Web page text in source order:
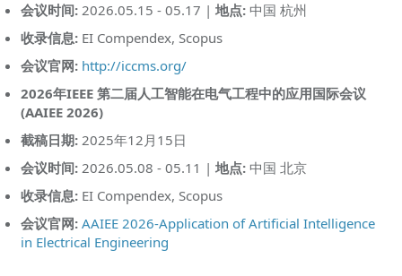
会议时间:2026.05.15 - 05.17 | 地点:中国 杭州
收录信息:EI Compendex, Scopus
会议官网: http://iccms.org/
2026年IEEE 第二届人工智能在电气工程中的应用国际会议
(AAIEE 2026)
截稿日期:2025年12月15日
会议时间:2026.05.08 - 05.11 | 地点:中国 北京
收录信息:EI Compendex, Scopus
会议官网: AAIEE 2026-Application of Artificial Intelligence
in Electrical Engineering